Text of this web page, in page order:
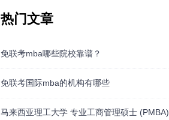
热门文章
免联考mba哪些院校靠谱？
免联考国际mba的机构有哪些
马来西亚理工大学 专业工商管理硕士 (PMBA)